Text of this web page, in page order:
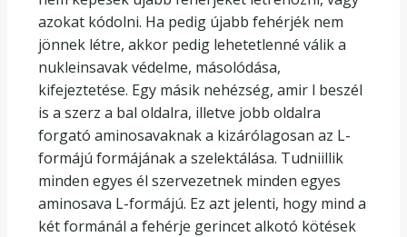
azokat kódolni. Ha pedig újabb fehérjék nem
jönnek létre, akkor pedig lehetetlenné válik a
nukleinsavak védelme, másolódása,
kifejeztetése. Egy másik nehézség, amir l beszél
is a szerz a bal oldalra, illetve jobb oldalra
forgató aminosavaknak a kizárólagosan az L-
formájú formájának a szelektálása. Tudniillik
minden egyes él szervezetnek minden egyes
aminosava L-formájú. Ez azt jelenti, hogy mind a
két formánál a fehérje gerincet alkotó kötések